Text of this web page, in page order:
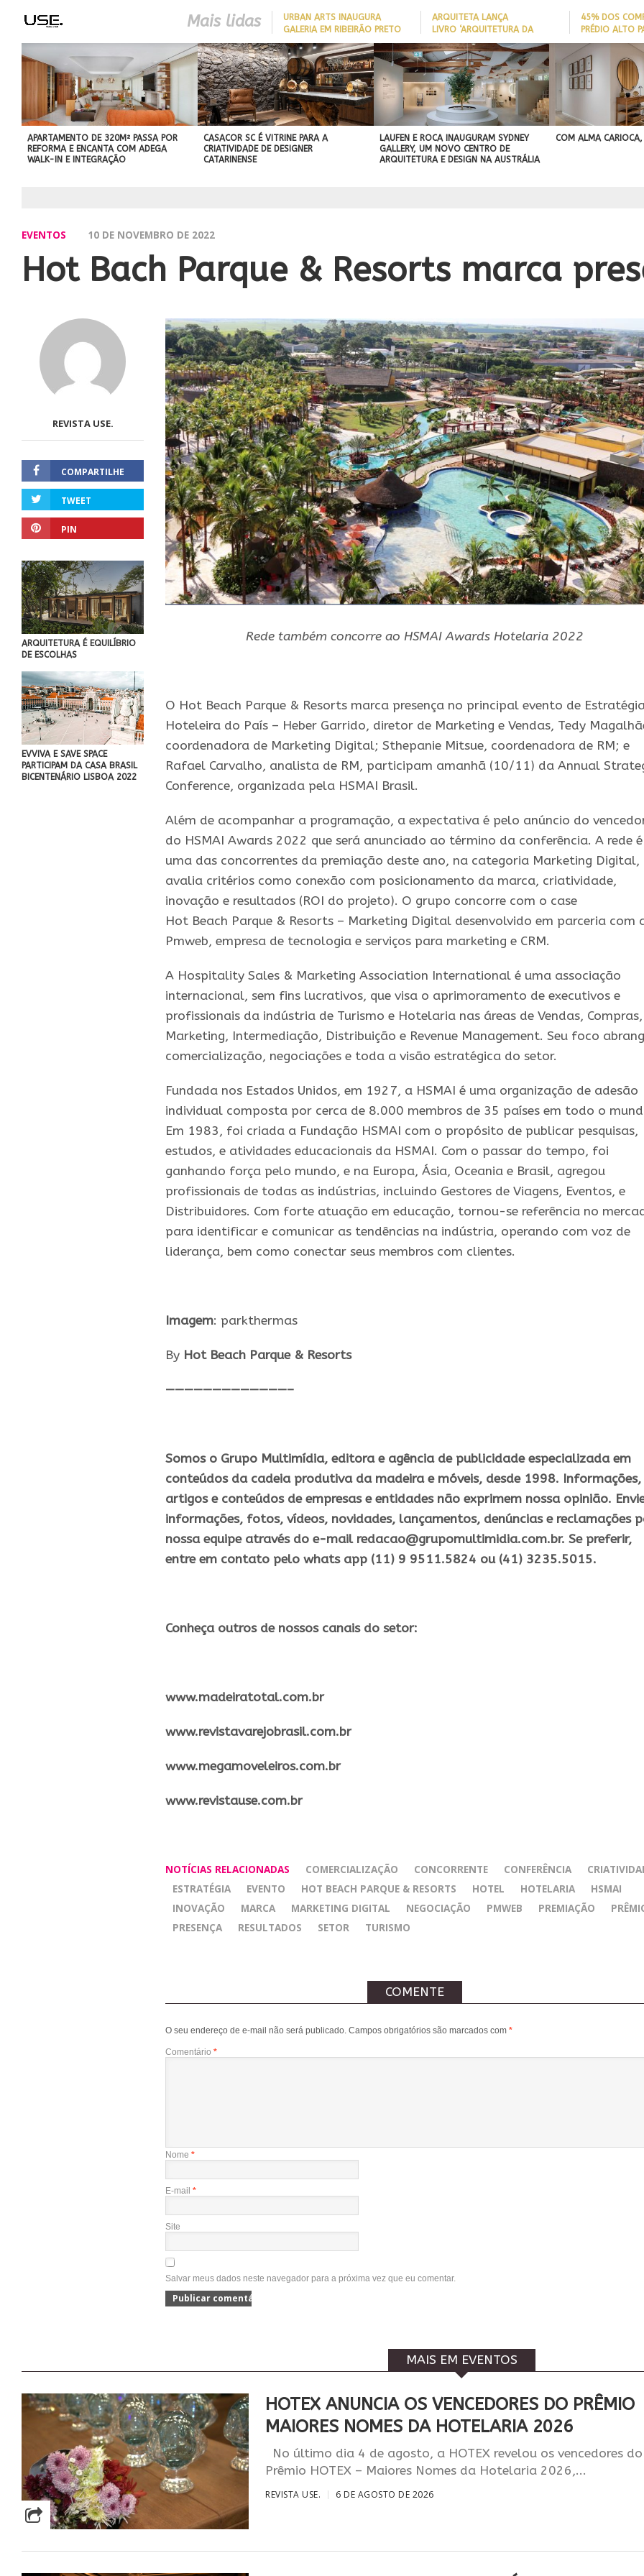
Mais lidas
​URBAN ARTS INAUGURA
GALERIA EM RIBEIRÃO PRETO
ARQUITETA LANÇA
LIVRO ‘ARQUITETURA DA
LONGEVIDADE’ PARA AJUDAR A
REDUZIR QUEDAS DE IDOSOS
EM CASA E ADAPTAR LARES
SEM REFORMAS
45% DOS
PRÉDIO ALTO
ITAJAÍ TÊM
PERFIL DO
BRASILEIRO
COM CHARME DA
ARQUITETURA ITALIANA, CASA
DE VILA COM 120M² GANHA
‘CARTÃO DE VISITAS’ COM
PAREDE DE TIJOLOS
APARENTES; CONFIRA
BEST IN SHOW
ABIMAD’42 DESTACA O DESIGN
BRASILEIRO E REFORÇA SUA PROJEÇÃO
NO MERCADO INTERNACIONAL
APARTAMENTO DE 320M² PASSA POR
REFORMA E ENCANTA COM ADEGA
WALK-IN E INTEGRAÇÃO
CASACOR SC É VITRINE PARA A
CRIATIVIDADE DE DESIGNER
CATARINENSE
LAUFEN E ROCA INAUGURAM SYDNEY
GALLERY, UM NOVO CENTRO DE
ARQUITETURA E DESIGN NA AUSTRÁLIA
COM ALMA
EVENTOS 10 DE NOVEMBRO DE 2022
Hot Bach Parque & Resorts marca
REVISTA USE.
COMPARTILHE
TWEET
PIN
ARQUITETURA É EQUILÍBRIO
DE ESCOLHAS
EVVIVA E SAVE SPACE
PARTICIPAM DA CASA BRASIL
BICENTENÁRIO LISBOA 2022
Rede também concorre ao HSMAI Awards Hotelaria 2022
O Hot Beach Parque & Resorts marca presença no principal evento de
Hoteleira do País – Heber Garrido, diretor de Marketing e Vendas, Tedy
coordenadora de Marketing Digital; Sthepanie Mitsue, coordenadora de RM; e
Rafael Carvalho, analista de RM, participam amanhã (10/11) da Annual
Conference, organizada pela HSMAI Brasil.
Além de acompanhar a programação, a expectativa é pelo anúncio do
do HSMAI Awards 2022 que será anunciado ao término da conferência. A rede é
uma das concorrentes da premiação deste ano, na categoria Marketing Digital,
avalia critérios como conexão com posicionamento da marca, criatividade,
inovação e resultados (ROI do projeto). O grupo concorre com o case
Hot Beach Parque & Resorts – Marketing Digital desenvolvido em parceria com
Pmweb, empresa de tecnologia e serviços para marketing e CRM.
A Hospitality Sales & Marketing Association International é uma associação
internacional, sem fins lucrativos, que visa o aprimoramento de executivos e
profissionais da indústria de Turismo e Hotelaria nas áreas de Vendas, Compras,
Marketing, Intermediação, Distribuição e Revenue Management. Seu foco
comercialização, negociações e toda a visão estratégica do setor.
Fundada nos Estados Unidos, em 1927, a HSMAI é uma organização de adesão
individual composta por cerca de 8.000 membros de 35 países em todo o
Em 1983, foi criada a Fundação HSMAI com o propósito de publicar pesquisas,
estudos, e atividades educacionais da HSMAI. Com o passar do tempo, foi
ganhando força pelo mundo, e na Europa, Ásia, Oceania e Brasil, agregou
profissionais de todas as indústrias, incluindo Gestores de Viagens, Eventos, e
Distribuidores. Com forte atuação em educação, tornou-se referência no
para identificar e comunicar as tendências na indústria, operando com voz de
liderança, bem como conectar seus membros com clientes.
Imagem: parkthermas
By Hot Beach Parque & Resorts
—————————————–
Somos o Grupo Multimídia, editora e agência de publicidade especializada em
conteúdos da cadeia produtiva da madeira e móveis, desde 1998. Informações,
artigos e conteúdos de empresas e entidades não exprimem nossa opinião.
informações, fotos, vídeos, novidades, lançamentos, denúncias e reclamações
nossa equipe através do e-mail redacao@grupomultimidia.com.br. Se preferir,
entre em contato pelo whats app (11) 9 9511.5824 ou (41) 3235.5015.
Conheça outros de nossos canais do setor:
​www.madeiratotal.com.br
www.revistavarejobrasil.com.br
www.megamoveleiros.com.br
www.revistause.com.br
NOTÍCIAS RELACIONADAS COMERCIALIZAÇÃO CONCORRENTE CONFERÊNCIA
ESTRATÉGIA
EVENTO HOT BEACH PARQUE & RESORTS HOTEL HOTELARIA
HSMAI
INOVAÇÃO
MARCA MARKETING DIGITAL NEGOCIAÇÃO PMWEB PREMIAÇÃO
PRESENÇA
RESULTADOS SETOR TURISMO
COMENTE
O seu endereço de e-mail não será publicado. Campos obrigatórios são marcados com *
Comentário *
Nome *
E-mail *
Site
Salvar meus dados neste navegador para a próxima vez que eu comentar.
MAIS EM EVENTOS
HOTEX ANUNCIA OS VENCEDORES DO PRÊMIO
MAIORES NOMES DA HOTELARIA 2026
No último dia 4 de agosto, a HOTEX revelou os vencedores do
Prêmio HOTEX – Maiores Nomes da Hotelaria 2026,...
REVISTA USE. 6 DE AGOSTO DE 2026